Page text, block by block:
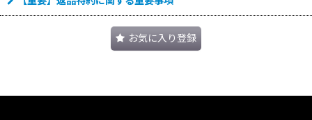
お気に入り登録